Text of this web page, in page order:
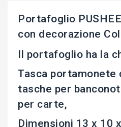
Portafoglio
con decorazione
Il portafoglio ha la
Tasca portamonete
tasche per
per carte,
Dimensioni 13 x 10